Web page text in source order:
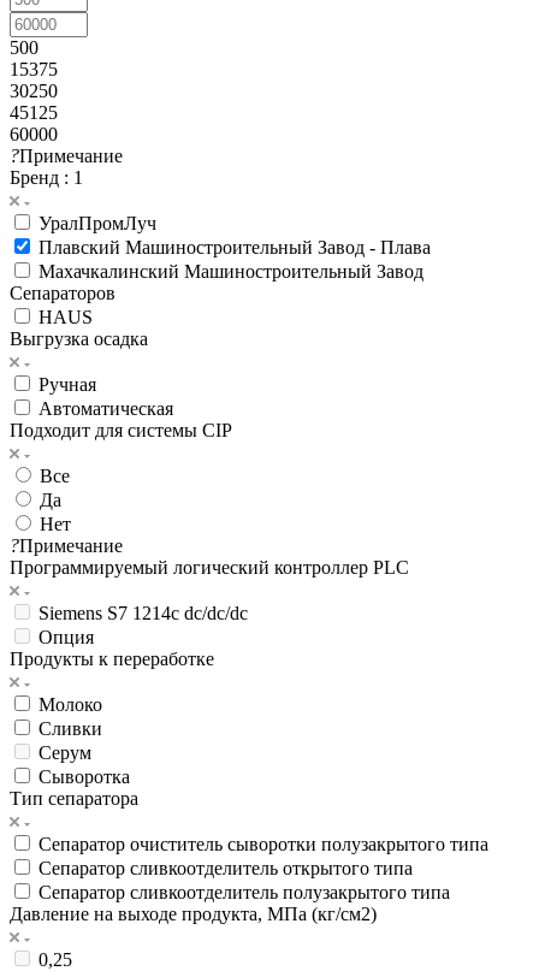
500
15375
30250
45125
60000
?Примечание
Бренд : 1
УралПромЛуч
Плавский Машиностроительный Завод - Плава
Махачкалинский Машиностроительный Завод
Сепараторов
HAUS
Выгрузка осадка
Ручная
Автоматическая
Подходит для системы CIP
Все
Да
Нет
?Примечание
Программируемый логический контроллер PLC
Siemens S7 1214c dc/dc/dc
Опция
Продукты к переработке
Молоко
Сливки
Серум
Сыворотка
Тип сепаратора
Сепаратор очиститель сыворотки полузакрытого типа
Сепаратор сливкоотделитель открытого типа
Сепаратор сливкоотделитель полузакрытого типа
Давление на выходе продукта, МПа (кг/см2)
0,25